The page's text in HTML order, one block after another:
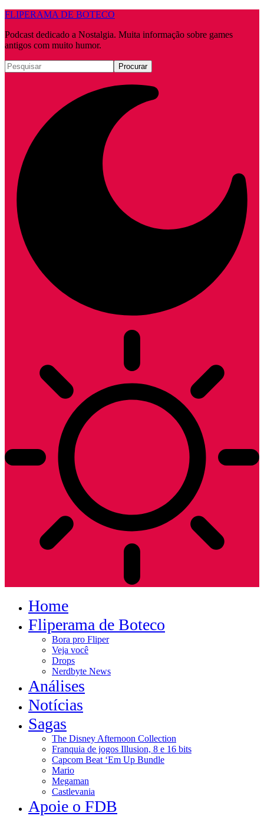
FLIPERAMA DE BOTECO
Podcast dedicado a Nostalgia. Muita informação sobre games
antigos com muito humor.
Home
Fliperama de Boteco
Bora pro Fliper
Veja você
Drops
Nerdbyte News
Análises
Notícias
Sagas
The Disney Afternoon Collection
Franquia de jogos Illusion, 8 e 16 bits
Capcom Beat ‘Em Up Bundle
Mario
Megaman
Castlevania
Apoie o FDB